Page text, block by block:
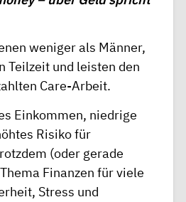
weniger als Männer,
Teilzeit und leisten den
Care-Arbeit.
Einkommen, niedrige
Risiko für
(oder gerade
Finanzen für viele
Stress und